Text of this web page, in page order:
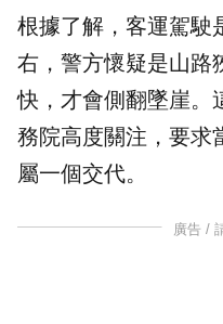
根據了解，客運駕駛
右，警方懷疑是山路
快，才會側翻墜崖。
務院高度關注，要求
屬一個交代。
廣告 /